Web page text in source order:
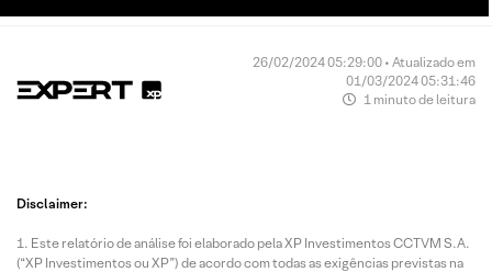
26/02/2024 05:29:00 • Atualizado em
01/03/2024 05:31:46
1 minuto de leitura
Disclaimer:
Este relatório de análise foi elaborado pela XP Investimentos CCTVM S.A.
(“XP Investimentos ou XP”) de acordo com todas as exigências previstas na